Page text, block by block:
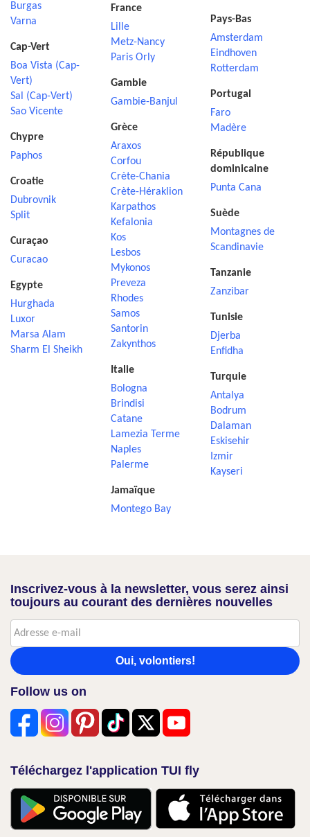
Burgas
Varna
Cap-Vert
Boa Vista (Cap-
Vert)
Sal (Cap-Vert)
Sao Vicente
Chypre
Paphos
Croatie
Dubrovnik
Split
Curaçao
Curacao
Egypte
Hurghada
Luxor
Marsa Alam
Sharm El Sheikh
France
Lille
Metz-Nancy
Paris Orly
Gambie
Gambie-Banjul
Grèce
Araxos
Corfou
Crète-Chania
Crète-Héraklion
Karpathos
Kefalonia
Kos
Lesbos
Mykonos
Preveza
Rhodes
Samos
Santorin
Zakynthos
Italie
Bologna
Brindisi
Catane
Lamezia Terme
Naples
Palerme
Jamaïque
Montego Bay
Pays-Bas
Amsterdam
Eindhoven
Rotterdam
Portugal
Faro
Madère
République
dominicaine
Punta Cana
Suède
Montagnes de
Scandinavie
Tanzanie
Zanzibar
Tunisie
Djerba
Enfidha
Turquie
Antalya
Bodrum
Dalaman
Eskisehir
Izmir
Kayseri
Inscrivez-vous à la newsletter, vous serez ainsi
toujours au courant des dernières nouvelles
Oui, volontiers!
Follow us on
Téléchargez l'application TUI fly